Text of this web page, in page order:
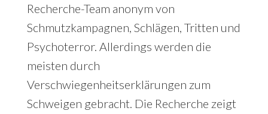
Recherche-Team anonym von
Schmutzkampagnen, Schlägen, Tritten und
Psychoterror. Allerdings werden die
meisten durch
Verschwiegenheitserklärungen zum
Schweigen gebracht. Die Recherche zeigt